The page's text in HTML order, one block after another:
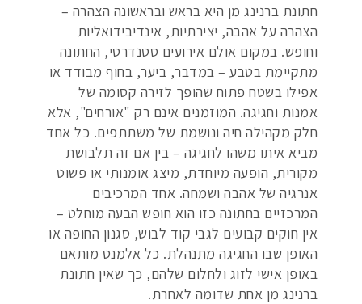
חתונת ברנינג מן היא בראש ובראשונה הצהרה –
הצהרה על אהבה, יצירתיות, אינדיבידואליות
וחופש. במקום אולם אירועים סטנדרטי, החתונה
מתקיימת בטבע – במדבר, ביער, בחוף מבודד או
אפילו בשטח פתוח שהופך לזירה קסומה של
אמנות וחגיגה. המוזמנים אינם רק "אורחים", אלא
חלק מקהילה חיה ונושמת של משתתפים. כל אחד
מביא איתו משהו לחגיגה – בין אם זה תלבושת
מקורית, הופעה מיוחדת, מיצג אומנותי או פשוט
אנרגיה של אהבה ושמחה. אחד המרכיבים
המרכזיים בחתונה כזו הוא חופש הבעה מוחלט –
אין חוקים קבועים לגבי קוד לבוש, סגנון החופה או
האופן שבו החגיגה מתנהלת. כל אלמנט מותאם
באופן אישי לזוג ולחלום שלהם, כך שאין חתונת
ברנינג מן אחת שדומה לאחרת.